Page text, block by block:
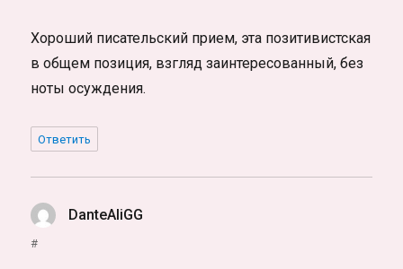
Хороший писательский прием, эта позитивистская
в общем позиция, взгляд заинтересованный, без
ноты осуждения.
Ответить
DanteAliGG
#